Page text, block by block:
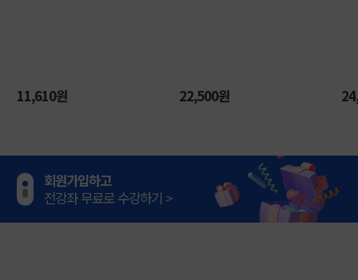
11,610원 22,500원
회원가입하고
전강좌 무료로 수강하기 >